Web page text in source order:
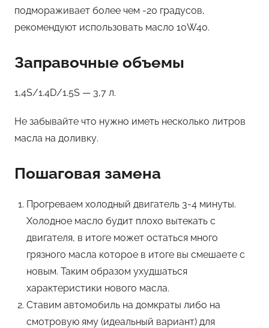
подмораживает более чем -20 градусов,
рекомендуют использовать масло 10W40.
Заправочные объемы
1,4S/1.4D/1.5S — 3,7 л.
Не забывайте что нужно иметь несколько литров
масла на доливку.
Пошаговая замена
Прогреваем холодный двигатель 3-4 минуты.
Холодное масло будит плохо вытекать с
двигателя, в итоге может остаться много
грязного масла которое в итоге вы смешаете с
новым. Таким образом ухудшаться
характеристики нового масла.
Ставим автомобиль на домкраты либо на
смотровую яму (идеальный вариант) для